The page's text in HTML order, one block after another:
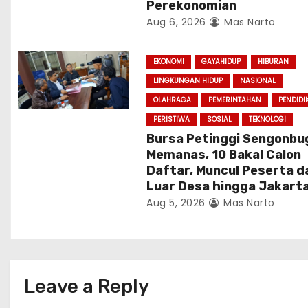
Perekonomian
Aug 6, 2026 Mas Narto
EKONOMI GAYAHIDUP
HIBURAN
LINGKUNGAN HIDUP
NASIONAL
OLAHRAGA
PEMERINTAHAN
PERISTIWA
SOSIAL TEKNOLOGI
Bursa Petinggi
Memanas, 10 Bakal Calon
Daftar, Muncul Peserta
Luar Desa hingga
Aug 5, 2026 Mas Narto
Leave a Reply